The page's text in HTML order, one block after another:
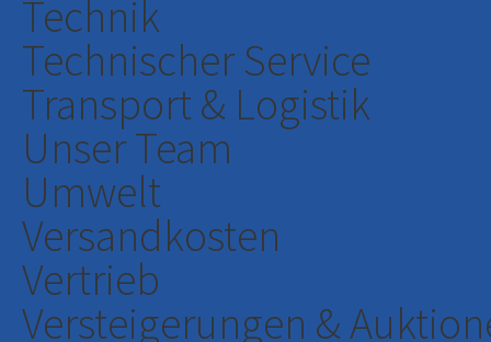
Technik
Technischer Service
Transport & Logistik
Unser Team
Umwelt
Versandkosten
Vertrieb
Versteigerungen &